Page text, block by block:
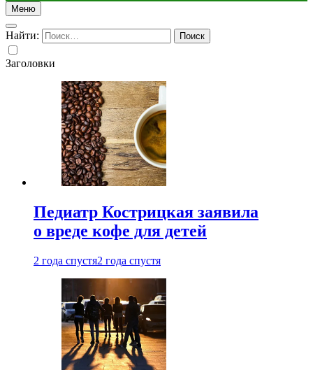
Меню
Найти:
Заголовки
Педиатр Кострицкая заявила
о вреде кофе для детей
2 года спустя2 года спустя